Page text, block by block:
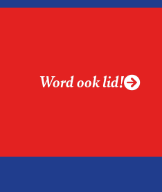
Word ook lid!